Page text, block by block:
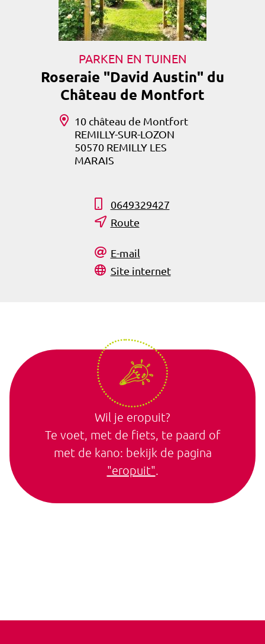
PARKEN EN TUINEN
Roseraie "David Austin" du
Château de Montfort
10 château de Montfort
REMILLY-SUR-LOZON
50570 REMILLY LES
MARAIS
0649329427
Route
E-mail
Site internet
Wil je eropuit?
Te voet, met de fiets, te paard of
met de kano: bekijk de pagina
"eropuit".